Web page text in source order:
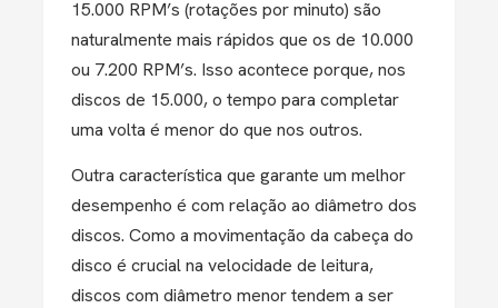
15.000 RPM’s (rotações por minuto) são
naturalmente mais rápidos que os de 10.000
ou 7.200 RPM’s. Isso acontece porque, nos
discos de 15.000, o tempo para completar
uma volta é menor do que nos outros.
Outra característica que garante um melhor
desempenho é com relação ao diâmetro dos
discos. Como a movimentação da cabeça do
disco é crucial na velocidade de leitura,
discos com diâmetro menor tendem a ser